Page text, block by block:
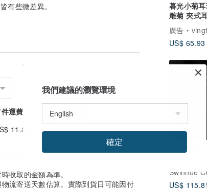
暮光小菊
雕菊 夾式
禮飾品 華麗
廣告
US$ 65.93
US$ 115.81
中加上運費50元，保養完成再幫您寄
有些微差異。
運費
續件加收
11.88
US$ 0.00
收取的金額為準。
流寄送天數估算。實際到貨日可能因付
我們建議的瀏覽環境
確定